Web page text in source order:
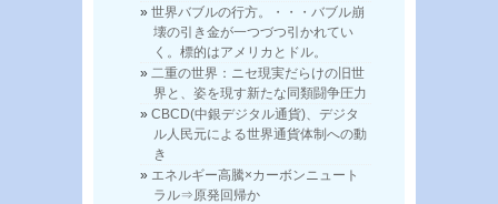
世界バブルの行方。・・・バブル崩
壊の引き金が一つづつ引かれてい
く。標的はアメリカとドル。
二重の世界：ニセ現実だらけの旧世
界と、姿を現す新たな同類闘争圧力
CBCD(中銀デジタル通貨)、デジタ
ル人民元による世界通貨体制への動
き
エネルギー高騰×カーボンニュート
ラル⇒原発回帰か